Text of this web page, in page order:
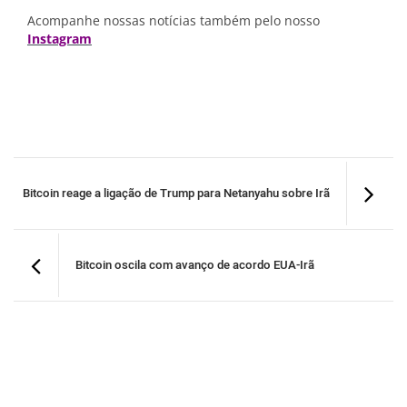
Acompanhe nossas notícias também pelo nosso
Instagram
Bitcoin reage a ligação de Trump para Netanyahu sobre Irã
Bitcoin oscila com avanço de acordo EUA-Irã